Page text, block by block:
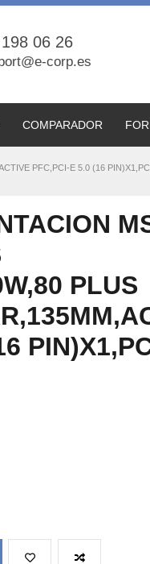
06 26
corp.es
COMPARADOR
PFC,PCI-E 5.0 (16
PLUS